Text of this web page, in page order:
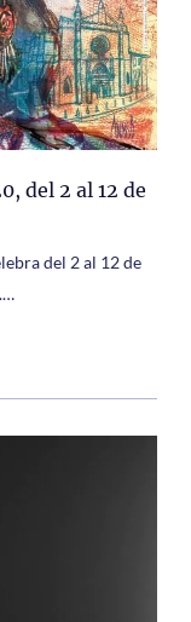
del 2 al 12 de
del 2 al 12 de